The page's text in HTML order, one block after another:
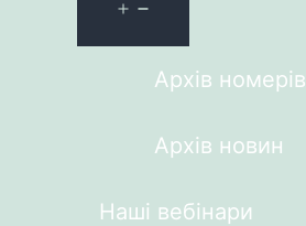
Архів номерів
Архів новин
Наші вебінари